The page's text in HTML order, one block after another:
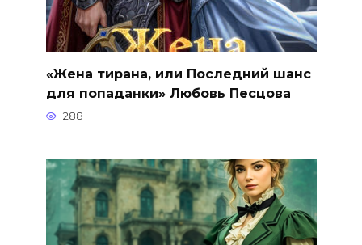
«Жена тирана, или Последний шанс
для попаданки» Любовь Песцова
288